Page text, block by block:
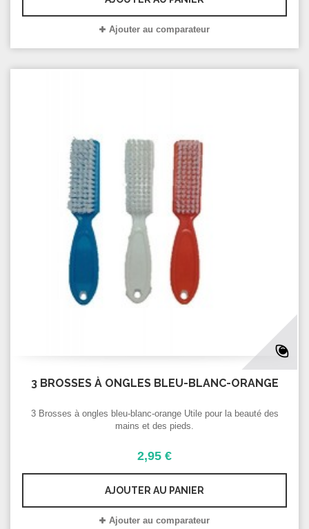
Ajouter au comparateur
3 BROSSES À ONGLES BLEU-BLANC-ORANGE
3 Brosses à ongles bleu-blanc-orange Utile pour la beauté des
mains et des pieds.
2,95 €
AJOUTER AU PANIER
Ajouter au comparateur